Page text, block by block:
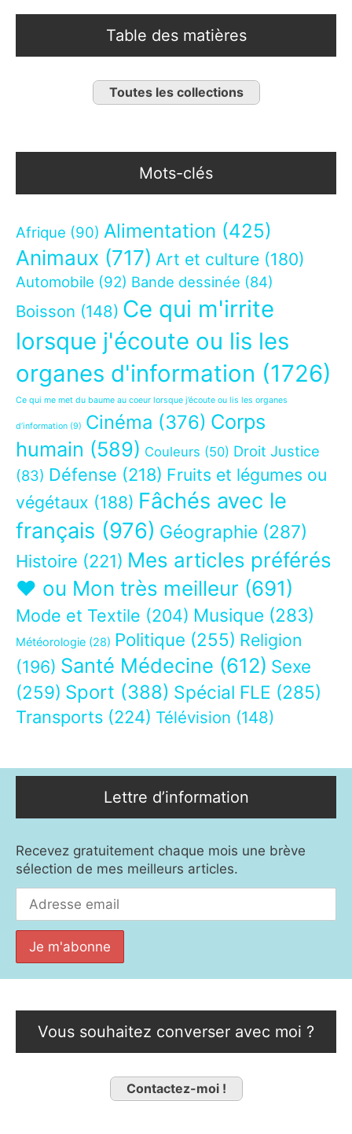
Table des matières
Toutes les collections
Mots-clés
Afrique (90) Alimentation (425)
Animaux (717) Art et culture (180)
Automobile (92) Bande dessinée (84)
Boisson (148) Ce qui m'irrite
lorsque j'écoute ou lis les
organes d'information (1726)
Ce qui me met du baume au coeur lorsque j’écoute ou lis les organes
d’information (9) Cinéma (376) Corps
humain (589) Couleurs (50) Droit Justice
(83) Défense (218) Fruits et légumes ou
végétaux (188) Fâchés avec le
français (976) Géographie (287)
Histoire (221) Mes articles préférés
❤ ou Mon très meilleur (691)
Mode et Textile (204) Musique (283)
Météorologie (28) Politique (255) Religion
(196) Santé Médecine (612) Sexe
(259) Sport (388) Spécial FLE (285)
Transports (224) Télévision (148)
Lettre d’information
Recevez gratuitement chaque mois une brève
sélection de mes meilleurs articles.
Vous souhaitez converser avec moi ?
Contactez-moi !